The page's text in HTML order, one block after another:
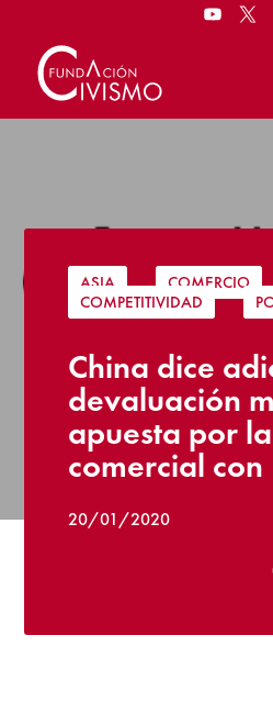
ASIA | COMERCIO
COMPETITIVIDAD
|
China dice
devaluación
apuesta por
comercial con
20/01/2020